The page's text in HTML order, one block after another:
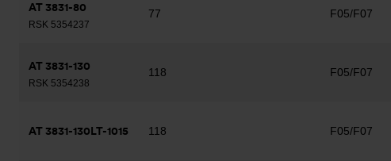
AT 3831-80
RSK 5354237
77 F05/F07
AT 3831-130
RSK 5354238
118 F05/F07
AT 3831-130LT-1015 118 F05/F07